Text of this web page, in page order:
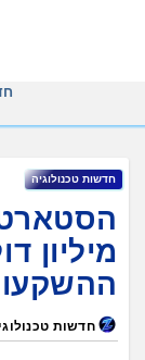
חדשות טכנולוגיה
מיליון
חדשות